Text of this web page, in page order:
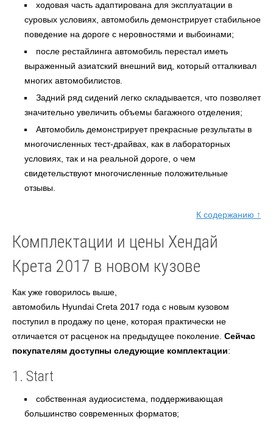
ходовая часть адаптирована для эксплуатации в
суровых условиях, автомобиль демонстрирует стабильное
поведение на дороге с неровностями и выбоинами;
после рестайлинга автомобиль перестал иметь
выраженный азиатский внешний вид, который отталкивал
многих автомобилистов.
Задний ряд сидений легко складывается, что позволяет
значительно увеличить объемы багажного отделения;
Автомобиль демонстрирует прекрасные результаты в
многочисленных тест-драйвах, как в лабораторных
условиях, так и на реальной дороге, о чем
свидетельствуют многочисленные положительные
отзывы.
К содержанию ↑
Комплектации и цены Хендай
Крета 2017 в новом кузове
Как уже говорилось выше,
автомобиль Hyundai Creta 2017 года с новым кузовом
поступил в продажу по цене, которая практически не
отличается от расценок на предыдущее поколение. Сейчас
покупателям доступны следующие комплектации:
1. Start
собственная аудиосистема, поддерживающая
большинство современных форматов;